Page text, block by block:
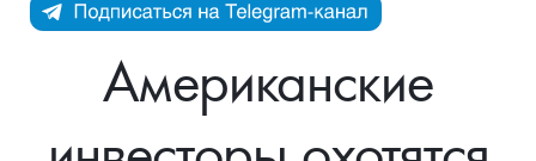
Каталог Монет
Инвестиционные монеты
Инфо
Как сделать заказАмериканские